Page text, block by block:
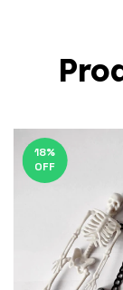
18%
OFF